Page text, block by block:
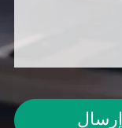
إرسال